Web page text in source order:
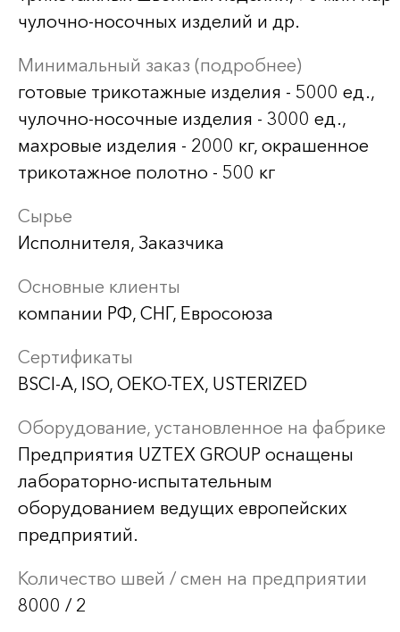
чулочно-носочных изделий и др.
Минимальный заказ (подробнее)
готовые трикотажные изделия - 5000 ед.,
чулочно-носочные изделия - 3000 ед.,
махровые изделия - 2000 кг, окрашенное
трикотажное полотно - 500 кг
Сырье
Исполнителя, Заказчика
Основные клиенты
компании РФ, СНГ, Евросоюза
Сертификаты
BSCI-A, ISO, OEKO-TEX, USTERIZED
Оборудование, установленное на фабрике
Предприятия UZTEX GROUP оснащены
лабораторно-испытательным
оборудованием ведущих европейских
предприятий.
Количество швей / смен на предприятии
8000 / 2